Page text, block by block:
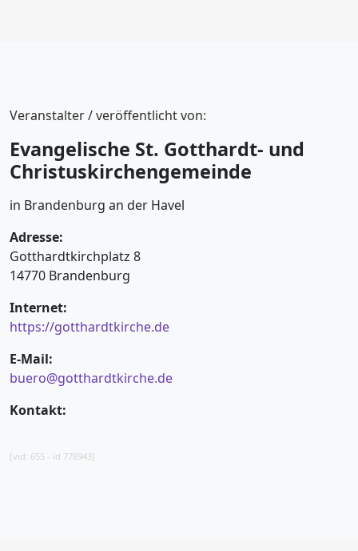
Veranstalter / veröffentlicht von:
Evangelische St. Gotthardt- und
Christuskirchengemeinde
in Brandenburg an der Havel
Adresse:
Gotthardtkirchplatz 8
14770 Brandenburg
Internet:
https://gotthardtkirche.de
E-Mail:
buero@gotthardtkirche.de
Kontakt:
[vid: 655 - id 778943]